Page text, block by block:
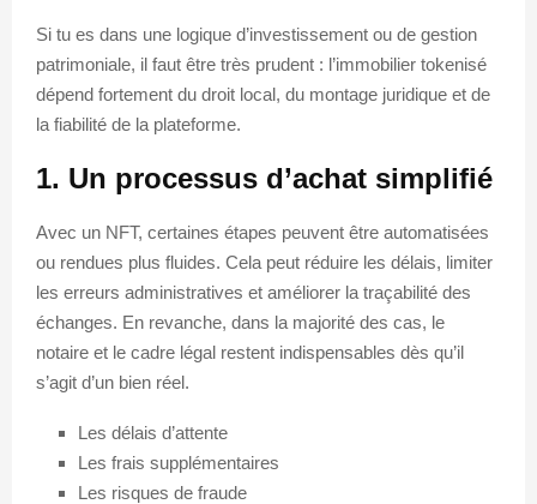
Si tu es dans une logique d’investissement ou de gestion
patrimoniale, il faut être très prudent : l’immobilier tokenisé
dépend fortement du droit local, du montage juridique et de
la fiabilité de la plateforme.
1. Un processus d’achat simplifié
Avec un NFT, certaines étapes peuvent être automatisées
ou rendues plus fluides. Cela peut réduire les délais, limiter
les erreurs administratives et améliorer la traçabilité des
échanges. En revanche, dans la majorité des cas, le
notaire et le cadre légal restent indispensables dès qu’il
s’agit d’un bien réel.
Les délais d’attente
Les frais supplémentaires
Les risques de fraude